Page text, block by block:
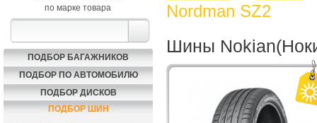
по марке товара
ПОДБОР БАГАЖНИКОВ
ПОДБОР ПО АВТОМОБИЛЮ
ПОДБОР ДИСКОВ
ПОДБОР ШИН
Nordman SZ2
Шины